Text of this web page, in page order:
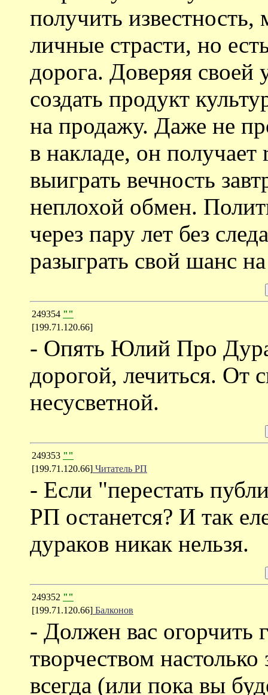
получить
личные страсти, но
дорога. Доверяя своей
создать продукт
на продажу. Даже не
в накладе, он
выиграть вечность
неплохой обмен.
через пару лет без
разыграть свой шанс
249354 ""
[199.71.120.66]
- Опять Юлий Про
дорогой, лечиться. От
несусветной.
249353 ""
[199.71.120.66] Читатель РП
- Если "перестать
РП останется? И так
дураков никак нельзя.
249352 ""
[199.71.120.66] Балконов
- Должен вас
творчеством
всегда (или пока вы